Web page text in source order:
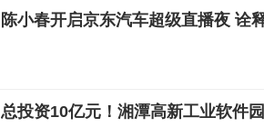
陈小春开启京东汽车超级直播夜 诠
总投资10亿元！湘潭高新工业软件